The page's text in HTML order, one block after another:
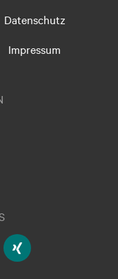
Datenschutz
Impressum